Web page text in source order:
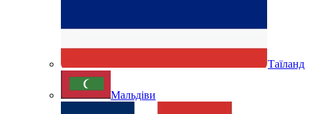
Таїланд
Мальдіви